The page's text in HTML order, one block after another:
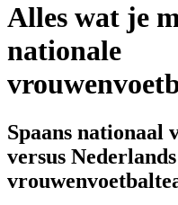
Alles wat je
nationale
Spaans nationaal
versus